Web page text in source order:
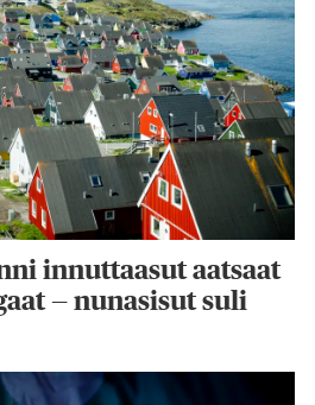
innuttaasut aatsaat
— nunasisut suli